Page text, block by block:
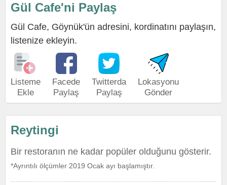
Gül Cafe'ni Paylaş
Gül Cafe, Göynük'ün adresini, kordinatını paylaşın,
listenize ekleyin.
Listeme
Ekle
Facede
Paylaş
Twitterda
Paylaş
Lokasyonu
Gönder
Reytingi
Bir restoranın ne kadar popüler olduğunu gösterir.
*Ayrıntılı ölçümler 2019 Ocak ayı başlamıştır.